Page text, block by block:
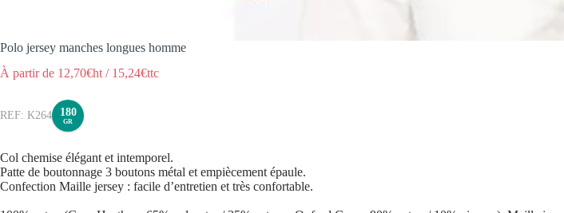
Polo jersey manches longues homme
À partir de 12,70€ht / 15,24€ttc
K264 180
GR
Col chemise élégant et intemporel.
Patte de boutonnage 3 boutons métal et empiècement épaule.
Confection Maille jersey : facile d’entretien et très confortable.